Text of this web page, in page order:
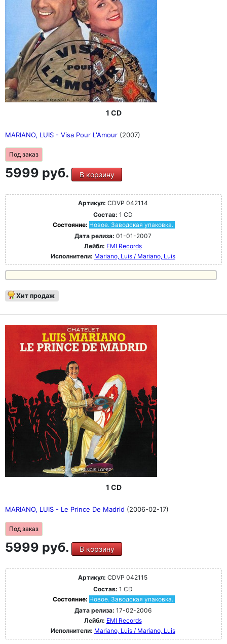
1 CD
MARIANO, LUIS - Visa Pour L'Amour (2007)
Под заказ
5999 руб. В корзину
Артикул: CDVP 042114
Состав: 1 CD
Состояние: Новое. Заводская упаковка.
Дата релиза: 01-01-2007
Лейбл: EMI Records
Исполнители: Mariano, Luis / Mariano, Luis
Хит продаж
1 CD
MARIANO, LUIS - Le Prince De Madrid (2006-02-17)
Под заказ
5999 руб. В корзину
Артикул: CDVP 042115
Состав: 1 CD
Состояние: Новое. Заводская упаковка.
Дата релиза: 17-02-2006
Лейбл: EMI Records
Исполнители: Mariano, Luis / Mariano, Luis